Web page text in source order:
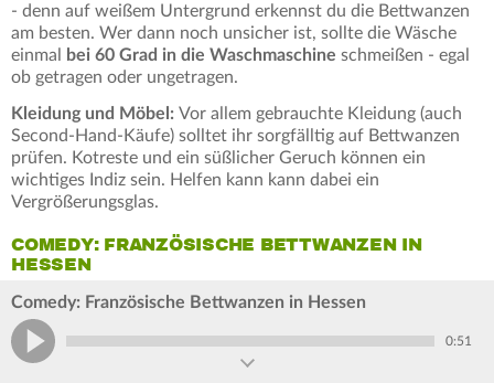
- denn auf weißem Untergrund erkennst du die Bettwanzen
am besten. Wer dann noch unsicher ist, sollte die Wäsche
einmal
bei 60 Grad in die Waschmaschine schmeißen - egal
ob getragen oder ungetragen.
Kleidung und Möbel: Vor allem gebrauchte Kleidung (auch
Second-Hand-Käufe) solltet ihr sorgfälltig auf Bettwanzen
prüfen. Kotreste und ein süßlicher Geruch können ein
wichtiges Indiz sein. Helfen kann kann dabei ein
Vergrößerungsglas.
COMEDY: FRANZÖSISCHE BETTWANZEN IN
HESSEN
Comedy: Französische Bettwanzen in Hessen
0:51